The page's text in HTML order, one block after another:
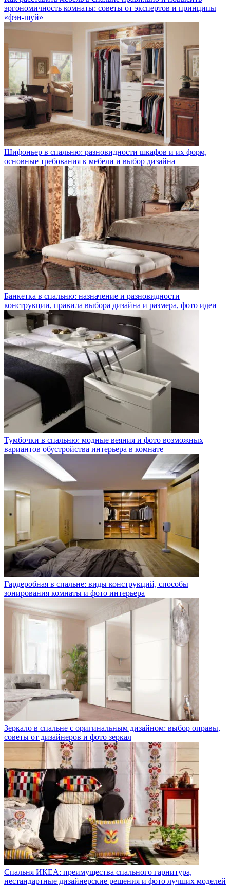
эргономичность комнаты: советы от экспертов и принципы
«фэн-шуй»
Шифоньер в спальню: разновидности шкафов и их форм,
основные требования к мебели и выбор дизайна
Банкетка в спальню: назначение и разновидности
конструкции, правила выбора дизайна и размера, фото идеи
Тумбочки в спальню: модные веяния и фото возможных
вариантов обустройства интерьера в комнате
Гардеробная в спальне: виды конструкций, способы
зонирования комнаты и фото интерьера
Зеркало в спальне с оригинальным дизайном: выбор оправы,
советы от дизайнеров и фото зеркал
Спальня ИКЕА: преимущества спального гарнитура,
нестандартные дизайнерские решения и фото лучших моделей